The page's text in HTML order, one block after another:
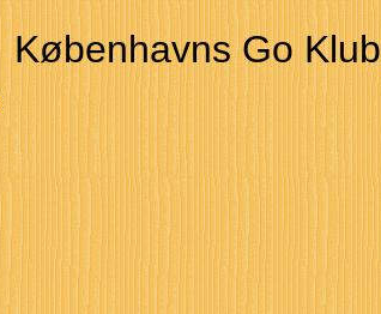
Københavns Go Klub